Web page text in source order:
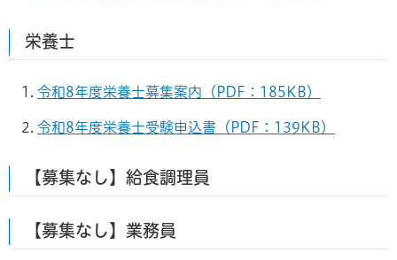
栄養士
令和8年度栄養士募集案内（PDF：185KB）
令和8年度栄養士受験申込書（PDF：139KB）
【募集なし】給食調理員
【募集なし】業務員